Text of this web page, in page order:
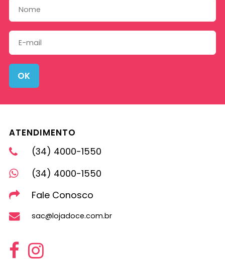
OK
ATENDIMENTO
(34) 4000-1550
(34) 4000-1550
Fale Conosco
sac@lojadoce.com.br